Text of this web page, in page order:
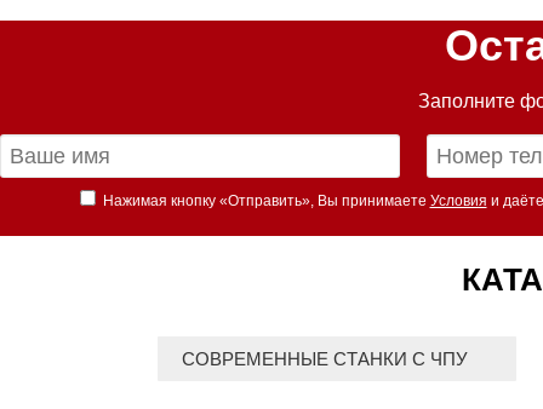
Заполните
Нажимая кнопку «Отправить», Вы принимаете Условия и
СОВРЕМЕННЫЕ СТАНКИ С ЧПУ